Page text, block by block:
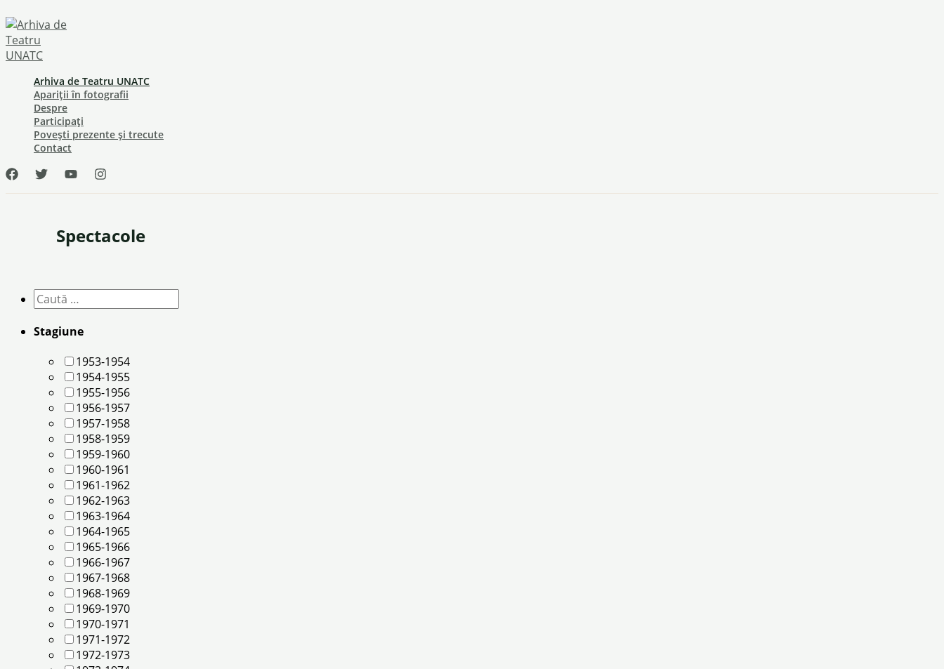
to
content
Arhiva de Teatru UNATC
Apariții în fotografii
Despre
Participați
Povești prezente și trecute
Contact
Spectacole
Stagiune
1953-1954
1954-1955
1955-1956
1956-1957
1957-1958
1958-1959
1959-1960
1960-1961
1961-1962
1962-1963
1963-1964
1964-1965
1965-1966
1966-1967
1967-1968
1968-1969
1969-1970
1970-1971
1971-1972
1972-1973